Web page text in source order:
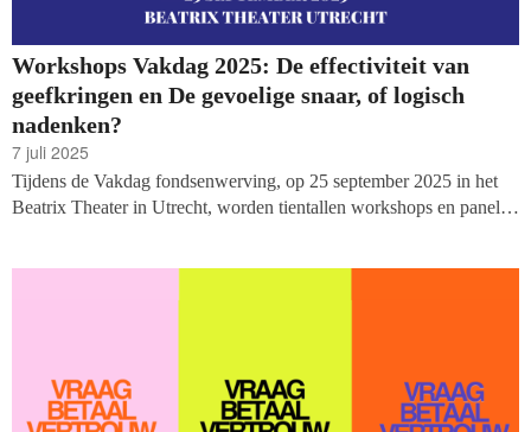
Workshops Vakdag 2025: De effectiviteit van
geefkringen en De gevoelige snaar, of logisch
nadenken?
7 juli 2025
Tijdens de Vakdag fondsenwerving, op 25 september 2025 in het
Beatrix Theater in Utrecht, worden tientallen workshops en panels